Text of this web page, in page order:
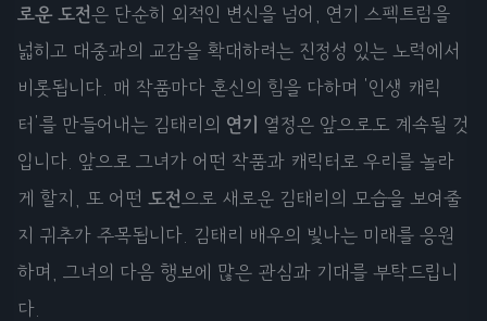
로운 도전은 단순히 외적인 변신을 넘어, 연기 스펙트럼을
넓히고 대중과의 교감을 확대하려는 진정성 있는 노력에서
비롯됩니다. 매 작품마다 혼신의 힘을 다하며 '인생 캐릭
터'를 만들어내는 김태리의 연기 열정은 앞으로도 계속될 것
입니다. 앞으로 그녀가 어떤 작품과 캐릭터로 우리를 놀라
게 할지, 또 어떤 도전으로 새로운 김태리의 모습을 보여줄
지 귀추가 주목됩니다. 김태리 배우의 빛나는 미래를 응원
하며, 그녀의 다음 행보에 많은 관심과 기대를 부탁드립니
다.